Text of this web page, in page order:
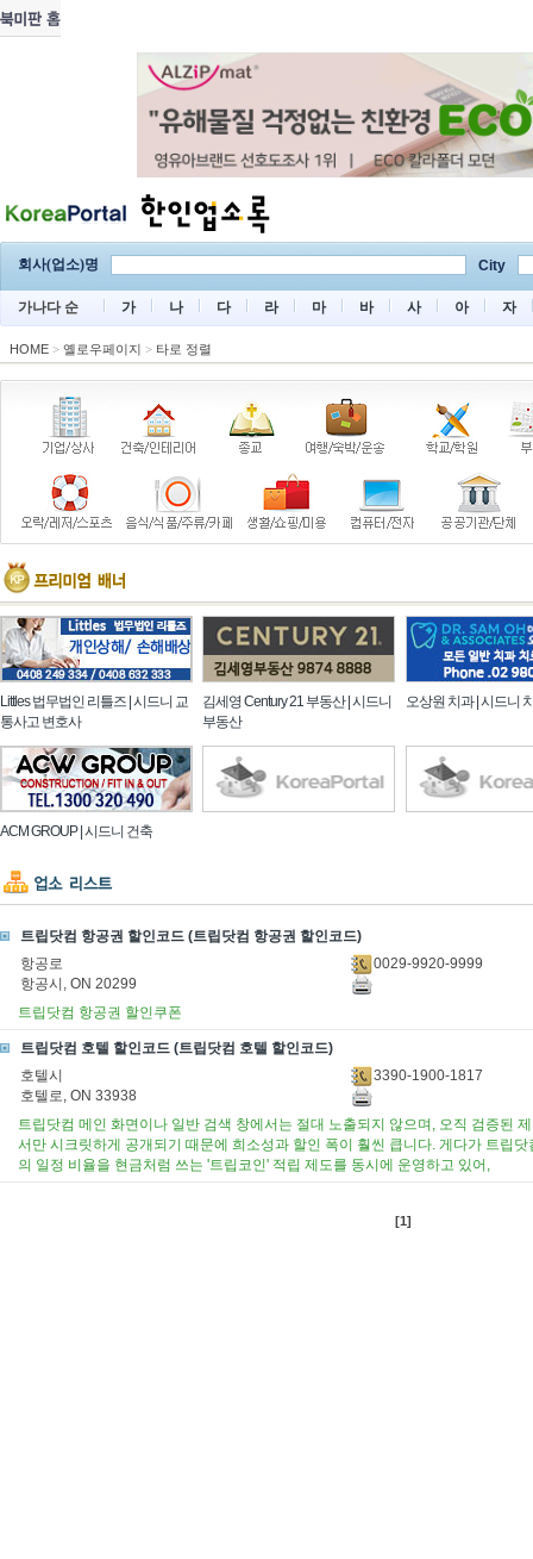
회사(업소)명 City
가나다 순 가 나 다 라 마 바 사 아 자
HOME > 옐로우페이지 > 타로 정렬
Littles 법무법인 리틀즈 | 시드니 교
통사고 변호사
김세영 Century 21 부동산 | 시드니
부동산
오상원 치과 | 시드니
ACM GROUP | 시드니 건축
트립닷컴 항공권 할인코드 (트립닷컴 항공권 할인코드)
항공로
항공시, ON 20299
0029-9920-9999
트립닷컴 항공권 할인쿠폰
트립닷컴 호텔 할인코드 (트립닷컴 호텔 할인코드)
호텔시
호텔로, ON 33938
3390-1900-1817
트립닷컴 메인 화면이나 일반 검색 창에서는 절대 노출되지 않으며, 오직 검증된
서만 시크릿하게 공개되기 때문에 희소성과 할인 폭이 훨씬 큽니다. 게다가 트립
의 일정 비율을 현금처럼 쓰는 '트립코인' 적립 제도를 동시에 운영하고 있어,
[1]